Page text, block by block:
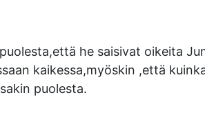
he saisivat oikeita
kaikessa,myöskin ,että
puolesta.